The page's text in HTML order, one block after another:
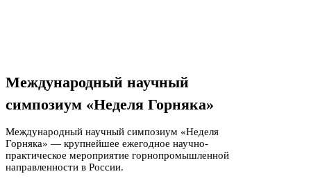
Международный научный
симпозиум «Неделя Горняка»
Международный научный симпозиум «Неделя
Горняка» — крупнейшее ежегодное научно-
практическое мероприятие горнопромышленной
направленности в России.